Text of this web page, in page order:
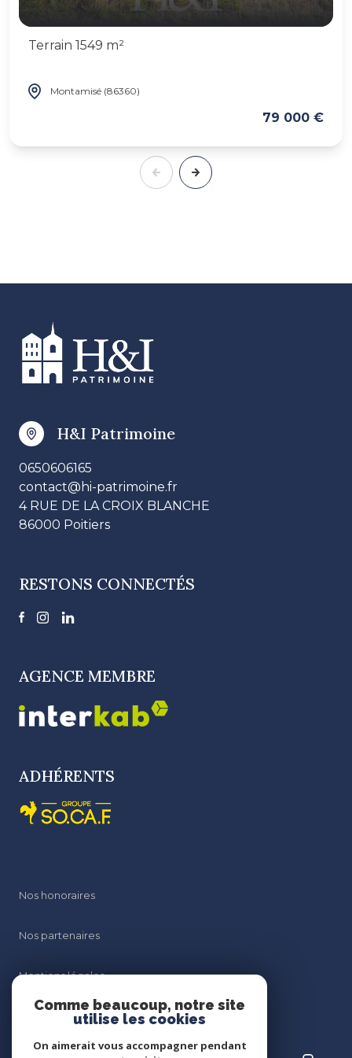
Terrain 1549 m²
Montamisé (86360)
79 000 €
H&I Patrimoine
0650606165
contact@hi-patrimoine.fr
4 RUE DE LA CROIX BLANCHE
86000 Poitiers
RESTONS CONNECTÉS
AGENCE MEMBRE
ADHÉRENTS
Nos honoraires
Nos partenaires
Mentions légales
Comme beaucoup, notre site
utilise les cookies
On aimerait vous accompagner pendant